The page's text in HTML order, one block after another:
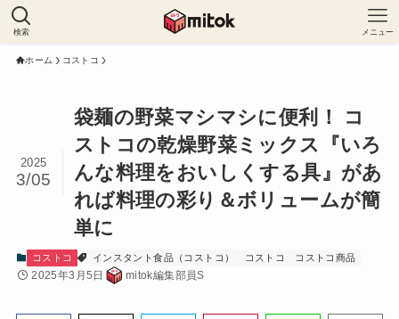
検索 メニュー
ホーム コストコ
袋麺の野菜マシマシに便利！ コ
ストコの乾燥野菜ミックス『いろ
んな料理をおいしくする具』があ
れば料理の彩り＆ボリュームが簡
単に
2025
3/05
コストコ インスタント食品（コストコ） コストコ コストコ商品
2025年3月5日 mitok編集部員S